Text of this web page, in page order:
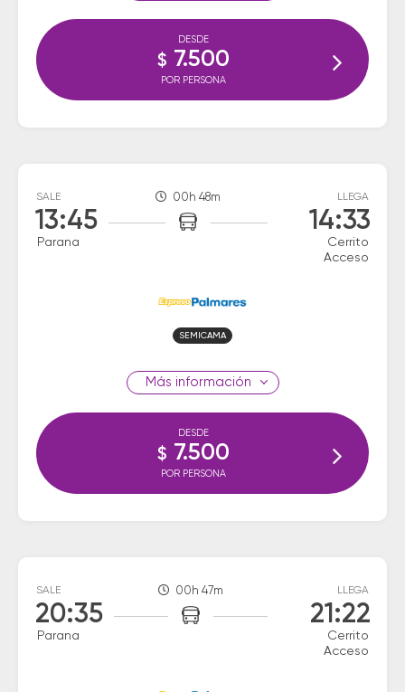
DESDE
$ 7.500
POR PERSONA
SALE
13:45
Parana
00h 48m LLEGA
14:33
Cerrito
Acceso
SEMICAMA
información
DESDE
$ 7.500
POR PERSONA
SALE
20:35
Parana
00h 47m LLEGA
21:22
Cerrito
Acceso